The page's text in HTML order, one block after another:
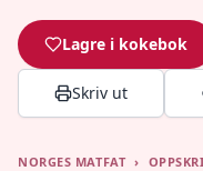
Lagre i kokebok
Skriv ut
NORGES MATFAT ›